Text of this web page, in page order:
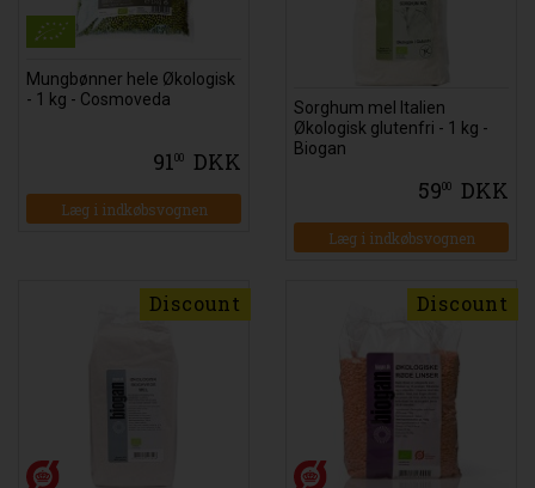
Mungbønner hele Økologisk
- 1 kg - Cosmoveda
9100 DKK
Læg i indkøbsvognen
Sorghum mel Italien
Økologisk glutenfri - 1 kg -
Biogan
5900 DKK
Læg i indkøbsvognen
Discount Discount